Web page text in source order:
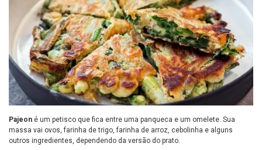
Pajeon é um petisco que fica entre uma panqueca e um omelete. Sua
massa vai ovos, farinha de trigo, farinha de arroz, cebolinha e alguns
outros ingredientes, dependendo da versão do prato.